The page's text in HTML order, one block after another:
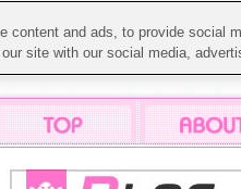
content and ads, to provide social
site with our social media,